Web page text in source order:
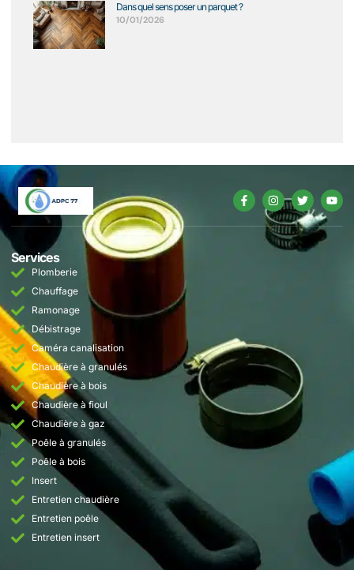
Dans quel sens poser un parquet ?
10/01/2026
Services
Plomberie
Chauffage
Ramonage
Débistrage
Caméra canalisation
Chaudière à granulés
Chaudière à bois
Chaudière à fioul
Chaudière à gaz
Poêle à granulés
Poêle à bois
Insert
Entretien chaudière
Entretien poêle
Entretien insert